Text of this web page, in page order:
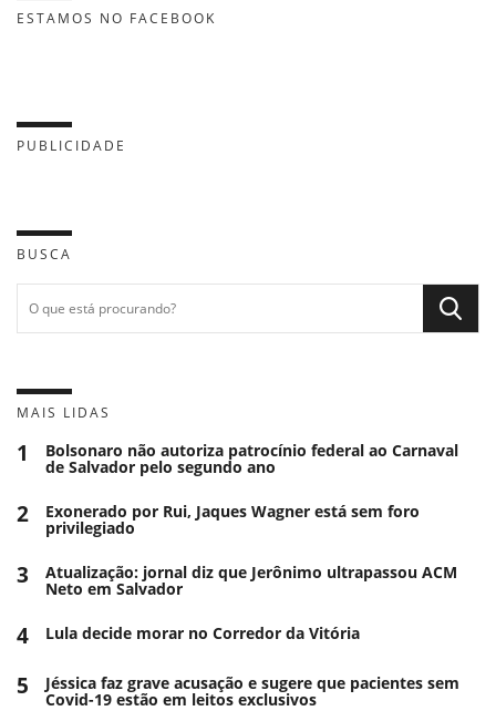
ESTAMOS NO FACEBOOK
PUBLICIDADE
BUSCA
MAIS LIDAS
1 Bolsonaro não autoriza patrocínio federal ao Carnaval
de Salvador pelo segundo ano
2 Exonerado por Rui, Jaques Wagner está sem foro
privilegiado
3 Atualização: jornal diz que Jerônimo ultrapassou ACM
Neto em Salvador
4 Lula decide morar no Corredor da Vitória
5 Jéssica faz grave acusação e sugere que pacientes sem
Covid-19 estão em leitos exclusivos